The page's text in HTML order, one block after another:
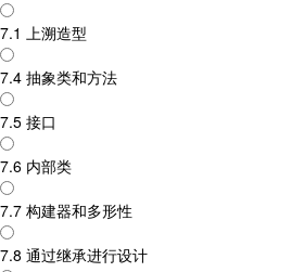
7.1 上溯造型
7.4 抽象类和方法
7.5 接口
7.6 内部类
7.7 构建器和多形性
7.8 通过继承进行设计